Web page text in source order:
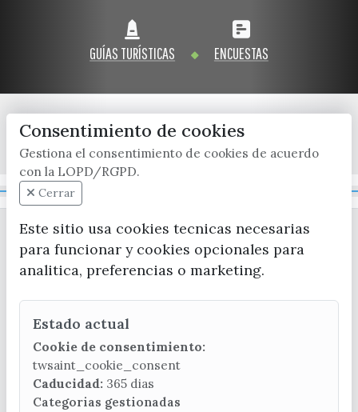
GUÍAS TURÍSTICAS ENCUESTAS
x / twitter facebook youtube instagram
CONTACTA CON LA OFICINA DE TURISMO
(+34) 952 541 104
turismo@velezmalaga.es
C/ Poniente, 2. CP 29740 - Torre del Mar
Consentimiento de cookies
Gestiona el consentimiento de cookies de acuerdo
con la LOPD/RGPD.
Cerrar
Este sitio usa cookies tecnicas necesarias
para funcionar y cookies opcionales para
analitica, preferencias o marketing.
Estado actual
Cookie de consentimiento:
twsaint_cookie_consent
Caducidad: 365 dias
Categorias gestionadas